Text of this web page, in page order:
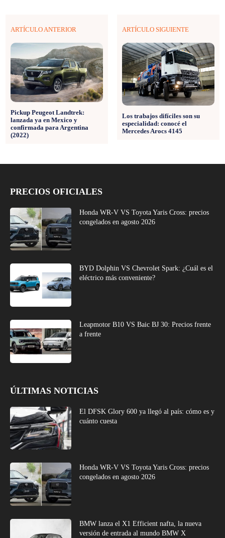
ARTÍCULO ANTERIOR
Pickup Peugeot Landtrek:
lanzada ya en Mexico y
confirmada para Argentina
(2022)
ARTÍCULO SIGUIENTE
Los trabajos difíciles son su
especialidad: conocé el
Mercedes Arocs 4145
PRECIOS OFICIALES
Honda WR-V VS Toyota Yaris Cross: precios
congelados en agosto 2026
BYD Dolphin VS Chevrolet Spark: ¿Cuál es el
eléctrico más conveniente?
Leapmotor B10 VS Baic BJ 30: Precios frente
a frente
ÚLTIMAS NOTICIAS
El DFSK Glory 600 ya llegó al país: cómo es y
cuánto cuesta
Honda WR-V VS Toyota Yaris Cross: precios
congelados en agosto 2026
BMW lanza el X1 Efficient nafta, la nueva
versión de entrada al mundo BMW X